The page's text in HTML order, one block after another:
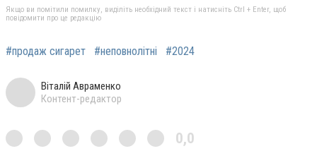
Якщо ви помітили помилку, виділіть необхідний текст і натисніть Ctrl + Enter, щоб
повідомити про це редакцію
#продаж сигарет #неповнолітні #2024
Віталій Авраменко
Контент-редактор
0,0